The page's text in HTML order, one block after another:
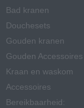
Bad kranen
Douchesets
Gouden kranen
Gouden Accessoires
Kraan en waskom
Accessoires
Bereikbaarheid: